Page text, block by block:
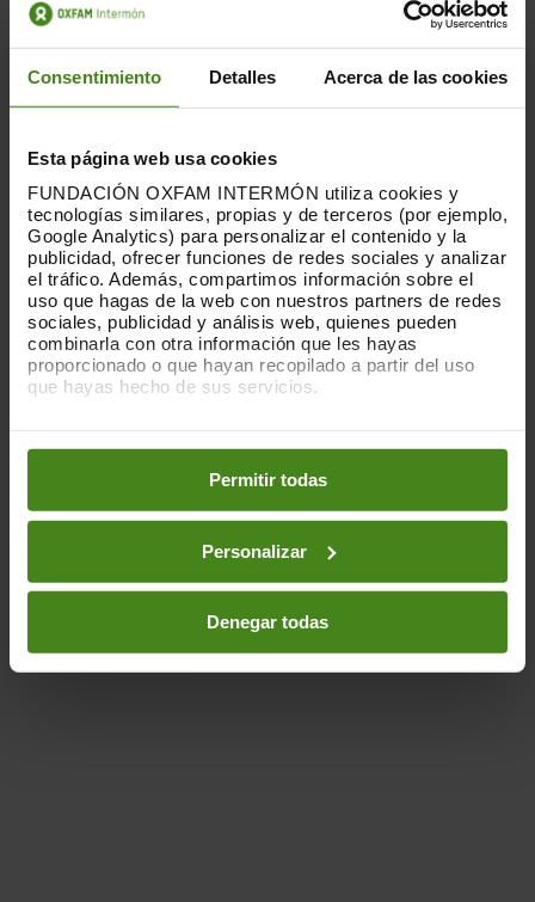
Consentimiento Detalles Acerca de las cookies
Esta página web usa cookies
FUNDACIÓN OXFAM INTERMÓN utiliza cookies y
tecnologías similares, propias y de terceros (por ejemplo,
Google Analytics) para personalizar el contenido y la
publicidad, ofrecer funciones de redes sociales y analizar
el tráfico. Además, compartimos información sobre el
uso que hagas de la web con nuestros partners de redes
sociales, publicidad y análisis web, quienes pueden
combinarla con otra información que les hayas
proporcionado o que hayan recopilado a partir del uso
que hayas hecho de sus servicios.
preferencias accediendo a nuestraPolítica de Cookieso
en los botones facilitados a continuación:
Permitir todas
Personalizar
Denegar todas
19.02.2019
Repartiment desigual - Informe IBEX
35 2018
desigualtat. En...